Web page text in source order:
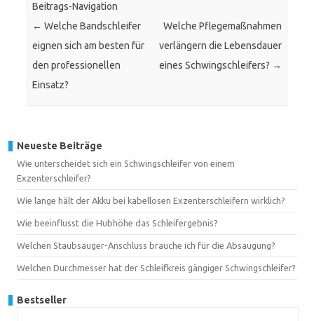
Beitrags-Navigation
← Welche Bandschleifer
eignen sich am besten für
den professionellen
Einsatz?
Welche Pflegemaßnahmen
verlängern die Lebensdauer
eines Schwingschleifers? →
Neueste Beiträge
Wie unterscheidet sich ein Schwingschleifer von einem
Exzenterschleifer?
Wie lange hält der Akku bei kabellosen Exzenterschleifern wirklich?
Wie beeinflusst die Hubhöhe das Schleifergebnis?
Welchen Staubsauger-Anschluss brauche ich für die Absaugung?
Welchen Durchmesser hat der Schleifkreis gängiger Schwingschleifer?
Bestseller